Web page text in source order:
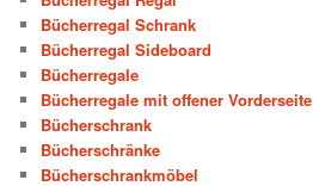
Bücherregal Schrank
Bücherregal Sideboard
Bücherregale
Bücherregale mit offener Vorderseite
Bücherschrank
Bücherschränke
Bücherschrankmöbel